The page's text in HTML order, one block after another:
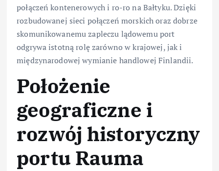
połączeń kontenerowych i ro-ro na Bałtyku. Dzięki
rozbudowanej sieci połączeń morskich oraz dobrze
skomunikowanemu zapleczu lądowemu port
odgrywa istotną rolę zarówno w krajowej, jak i
międzynarodowej wymianie handlowej Finlandii.
Położenie
geograficzne i
rozwój historyczny
portu Rauma